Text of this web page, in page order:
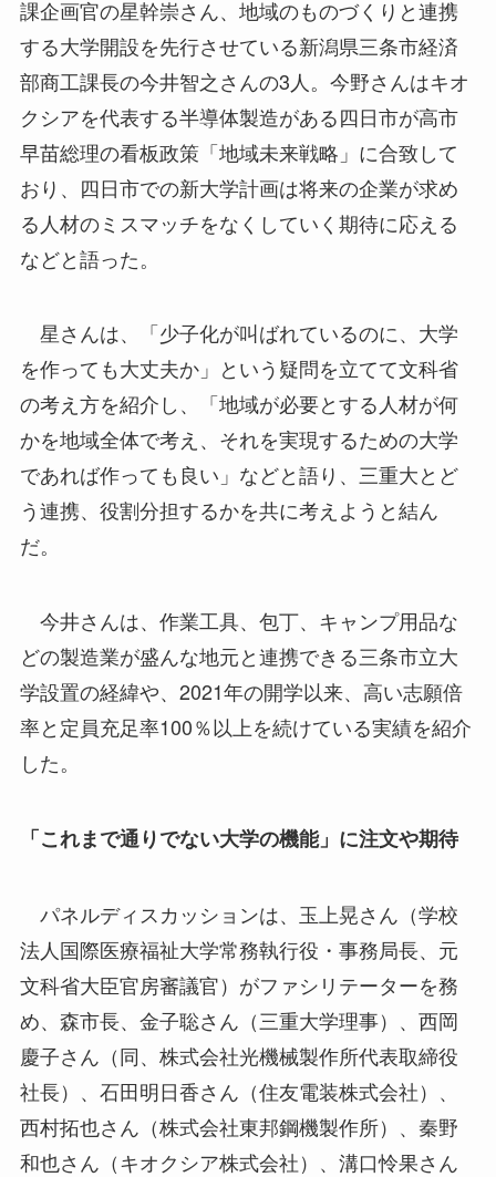
課企画官の星幹崇さん、地域のものづくりと連携
する大学開設を先行させている新潟県三条市経済
部商工課長の今井智之さんの3人。今野さんはキオ
クシアを代表する半導体製造がある四日市が高市
早苗総理の看板政策「地域未来戦略」に合致して
おり、四日市での新大学計画は将来の企業が求め
る人材のミスマッチをなくしていく期待に応える
などと語った。
星さんは、「少子化が叫ばれているのに、大学
を作っても大丈夫か」という疑問を立てて文科省
の考え方を紹介し、「地域が必要とする人材が何
かを地域全体で考え、それを実現するための大学
であれば作っても良い」などと語り、三重大とど
う連携、役割分担するかを共に考えようと結ん
だ。
今井さんは、作業工具、包丁、キャンプ用品な
どの製造業が盛んな地元と連携できる三条市立大
学設置の経緯や、2021年の開学以来、高い志願倍
率と定員充足率100％以上を続けている実績を紹介
した。
「これまで通りでない大学の機能」に注文や期待
パネルディスカッションは、玉上晃さん（学校
法人国際医療福祉大学常務執行役・事務局長、元
文科省大臣官房審議官）がファシリテーターを務
め、森市長、金子聡さん（三重大学理事）、西岡
慶子さん（同、株式会社光機械製作所代表取締役
社長）、石田明日香さん（住友電装株式会社）、
西村拓也さん（株式会社東邦鋼機製作所）、秦野
和也さん（キオクシア株式会社）、溝口怜果さん